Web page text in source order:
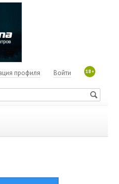
18+
Войти
профиля